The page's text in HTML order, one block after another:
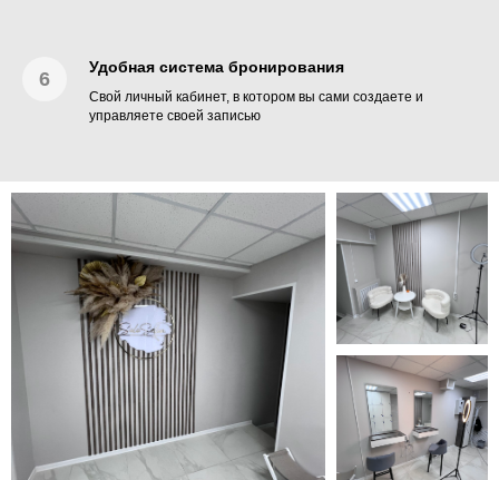
Удобная система бронирования
Свой личный кабинет, в котором вы сами создаете и
управляете своей записью